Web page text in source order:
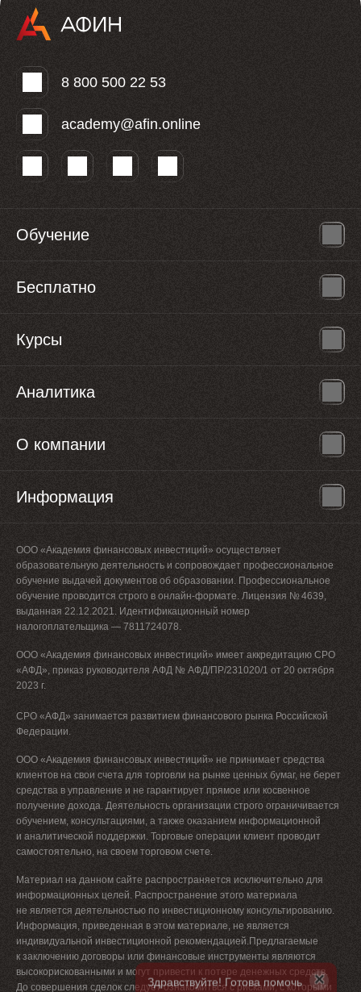
8 800 500 22 53
academy@afin.online
Обучение
Бесплатно
Курсы
Аналитика
О компании
Информация
ООО «Академия финансовых инвестиций» осуществляет
образовательную деятельность и сопровождает профессиональное
обучение выдачей документов об образовании. Профессиональное
обучение проводится строго в онлайн-формате. Лицензия № 4639,
выданная 22.12.2021. Идентификационный номер
налогоплательщика — 7811724078.
ООО «Академия финансовых инвестиций» имеет аккредитацию СРО
«АФД», приказ руководителя АФД № АФД/ПР/231020/1 от 20 октября
2023 г.
СРО «АФД» занимается развитием финансового рынка Российской
Федерации.
ООО «Академия финансовых инвестиций» не принимает средства
клиентов на свои счета для торговли на рынке ценных бумаг, не берет
средства в управление и не гарантирует прямое или косвенное
получение дохода. Деятельность организации строго ограничивается
обучением, консультациями, а также оказанием информационной
и аналитической поддержки. Торговые операции клиент проводит
самостоятельно, на своем торговом счете.
Материал на данном сайте распространяется исключительно для
информационных целей. Распространение этого материала
не является деятельностью по инвестиционному консультированию.
Информация, приведенная в этом материале, не является
индивидуальной инвестиционной рекомендацией.Предлагаемые
к заключению договоры или финансовые инструменты являются
высокорискованными и могут привести к потере денежных средств.
До совершения сделок следует ознакомиться с рисками, с которыми
Здравствуйте! Готова помочь
×